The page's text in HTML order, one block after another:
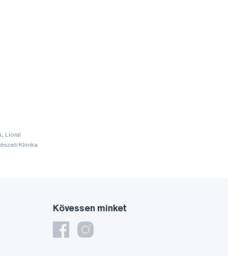
Lioral
Klinika
Kövessen minket